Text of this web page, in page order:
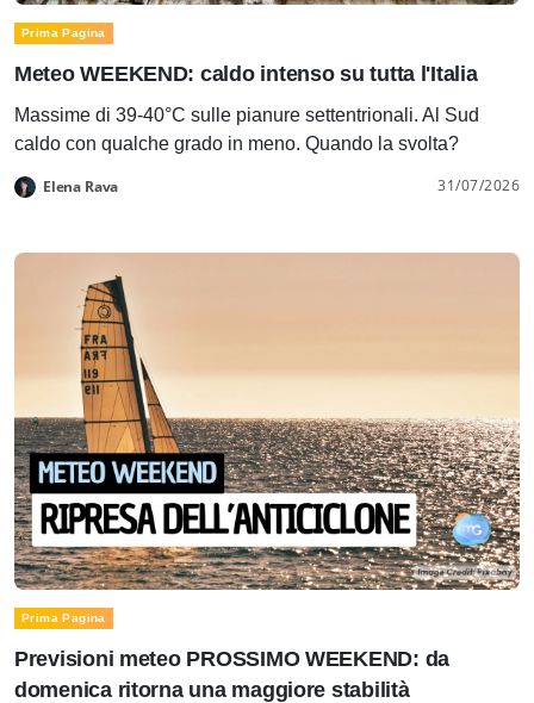
Prima Pagina
Meteo WEEKEND: caldo intenso su tutta l'Italia
Massime di 39-40°C sulle pianure settentrionali. Al Sud
caldo con qualche grado in meno. Quando la svolta?
Elena Rava 31/07/2026
Prima Pagina
Previsioni meteo PROSSIMO WEEKEND: da
domenica ritorna una maggiore stabilità